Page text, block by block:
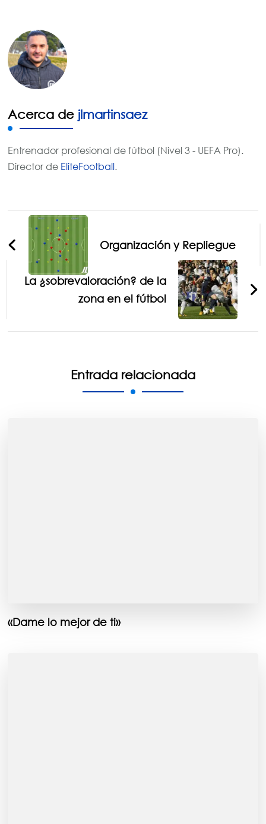
Acerca de jlmartinsaez
Entrenador profesional de fútbol (Nivel 3 - UEFA Pro).
Director de EliteFootball.
Navegación
de
entradas
Organización y Repliegue
La ¿sobrevaloración? de la
zona en el fútbol
Entrada relacionada
«Dame lo mejor de ti»